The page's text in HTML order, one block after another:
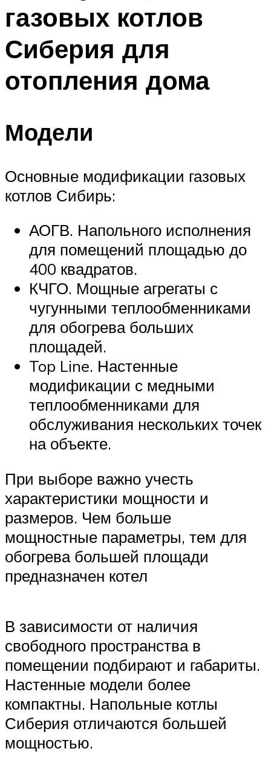
Меню
газовых котлов
Сиберия для
отопления дома
Модели
Основные модификации газовых
котлов Сибирь:
АОГВ. Напольного исполнения
для помещений площадью до
400 квадратов.
КЧГО. Мощные агрегаты с
чугунными теплообменниками
для обогрева больших
площадей.
Top Line. Настенные
модификации с медными
теплообменниками для
обслуживания нескольких точек
на объекте.
При выборе важно учесть
характеристики мощности и
размеров. Чем больше
мощностные параметры, тем для
обогрева большей площади
предназначен котел
В зависимости от наличия
свободного пространства в
помещении подбирают и габариты.
Настенные модели более
компактны. Напольные котлы
Сиберия отличаются большей
мощностью.